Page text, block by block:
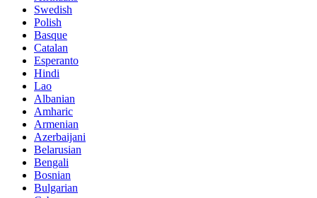
Swedish
Polish
Basque
Catalan
Esperanto
Hindi
Lao
Albanian
Amharic
Armenian
Azerbaijani
Belarusian
Bengali
Bosnian
Bulgarian